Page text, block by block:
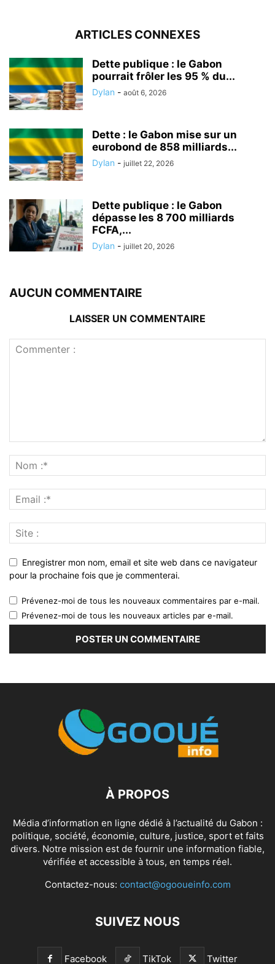
ARTICLES CONNEXES
Dette publique : le Gabon
pourrait frôler les 95 % du...
Dylan - août 6, 2026
Dette : le Gabon mise sur un
eurobond de 858 milliards...
Dylan - juillet 22, 2026
Dette publique : le Gabon
dépasse les 8 700 milliards
FCFA,...
Dylan - juillet 20, 2026
AUCUN COMMENTAIRE
LAISSER UN COMMENTAIRE
Enregistrer mon nom, email et site web dans ce navigateur
pour la prochaine fois que je commenterai.
Prévenez-moi de tous les nouveaux commentaires par e-mail.
Prévenez-moi de tous les nouveaux articles par e-mail.
À PROPOS
Média d’information en ligne dédié à l’actualité du Gabon :
politique, société, économie, culture, justice, sport et faits
divers. Notre mission est de fournir une information fiable,
vérifiée et accessible à tous, en temps réel.
Contactez-nous: contact@ogooueinfo.com
SUIVEZ NOUS
Facebook TikTok Twitter